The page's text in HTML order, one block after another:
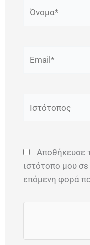
Αποθήκευσε
ιστότοπο μου
επόμενη φορά